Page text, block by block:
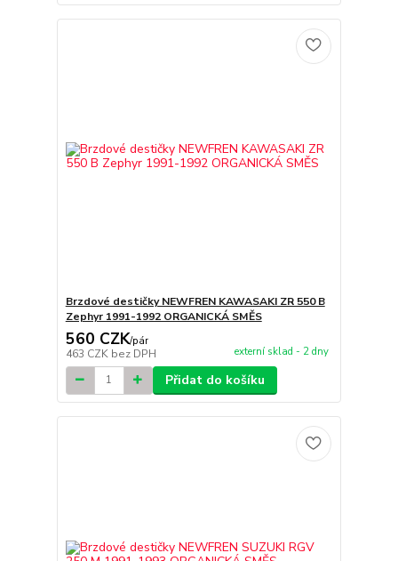
Brzdové destičky NEWFREN KAWASAKI ZR 550 B
Zephyr 1991-1992 ORGANICKÁ SMĚS
560 CZK/pár
463 CZK bez DPH externí sklad - 2 dny
Přidat do košíku